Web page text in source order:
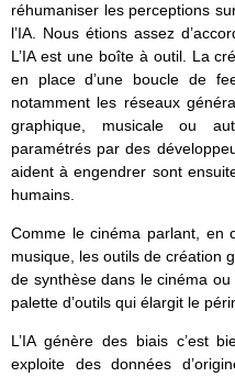
réhumaniser les perceptions
l’IA. Nous étions assez
L’IA est une boîte à outil. La
en place d’une boucle de
notamment les réseaux
graphique, musicale ou
paramétrés par des
aident à engendrer sont
humains.
Comme le cinéma parlant, en
musique, les outils de création
de synthèse dans le cinéma
palette d’outils qui élargit le
L’IA génère des biais c’est
exploite des données